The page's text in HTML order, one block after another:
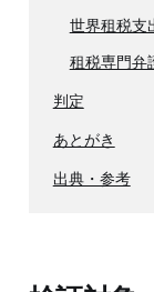
世界租税支
租税専門弁
判定
あとがき
出典・参考